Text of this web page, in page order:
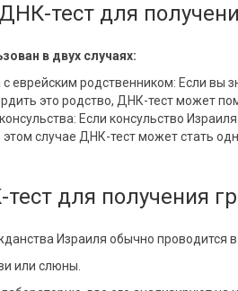
тест для
в двух случаях:
родственником: Если вы
это родство, ДНК-тест может
Если консульство
случае ДНК-тест может стать
для получения
Израиля обычно проводится
или слюны.